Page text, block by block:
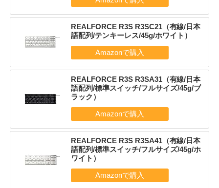
REALFORCE R3S R3SC21（有線/日本
語配列/テンキーレス/45g/ホワイト）
REALFORCE R3S R3SA31（有線/日本
語配列/標準スイッチ/フルサイズ/45g/ブ
ラック）
REALFORCE R3S R3SA41（有線/日本
語配列/標準スイッチ/フルサイズ/45g/ホ
ワイト）